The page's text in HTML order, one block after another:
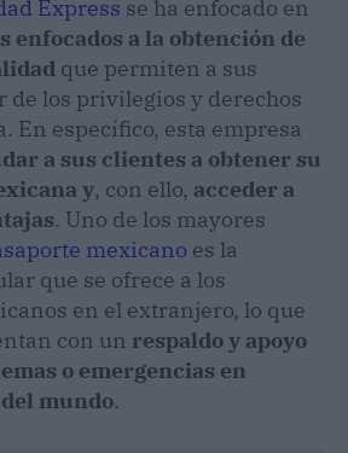
Express se ha enfocado en
enfocados a la obtención de
que permiten a sus
los privilegios y derechos
En específico, esta empresa
a sus clientes a obtener su
y, con ello, acceder a
. Uno de los mayores
mexicano es la
que se ofrece a los
en el extranjero, lo que
con un respaldo y apoyo
o emergencias en
mundo.